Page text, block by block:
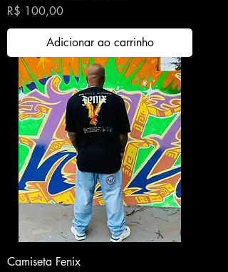
Preço
R$ 100,00
Adicionar ao carrinho
Camiseta Fenix